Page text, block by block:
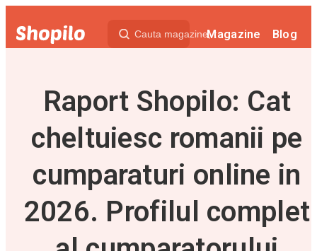
Magazine Blog
Raport Shopilo: Cat
cheltuiesc romanii pe
cumparaturi online in
2026. Profilul complet